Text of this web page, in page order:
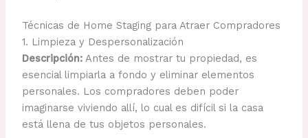
Técnicas de Home Staging para Atraer Compradores
1. Limpieza y Despersonalización
Descripción:Antes de mostrar tu propiedad, es
esencial limpiarla a fondo y eliminar elementos
personales. Los compradores deben poder
imaginarse viviendo allí, lo cual es difícil si la casa
está llena de tus objetos personales.